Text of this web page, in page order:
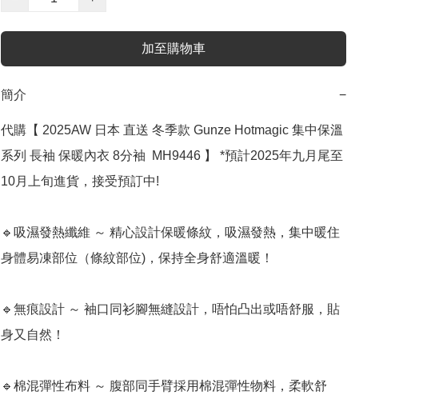
加至購物車
簡介 −
代購【 2025AW 日本 直送 冬季款 Gunze Hotmagic 集中保溫
系列 長袖 保暖內衣 8分袖  MH9446 】 ﻿*預計2025年九月尾至
10月上旬進貨，接受預訂中!
🔹吸濕發熱纖維 ～ 精心設計保暖條紋，吸濕發熱，集中暖住
身體易凍部位（條紋部位)，保持全身舒適溫暖！
🔹無痕設計 ～ 袖口同衫腳無縫設計，唔怕凸出或唔舒服，貼
身又自然！
🔹棉混彈性布料 ～ 腹部同手臂採用棉混彈性物料，柔軟舒